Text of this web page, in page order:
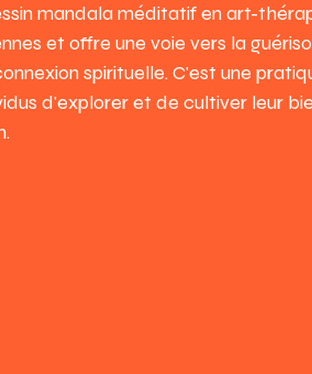
mandala méditatif en art-
et offre une voie vers la
spirituelle. C'est une
d'explorer et de cultiver leur